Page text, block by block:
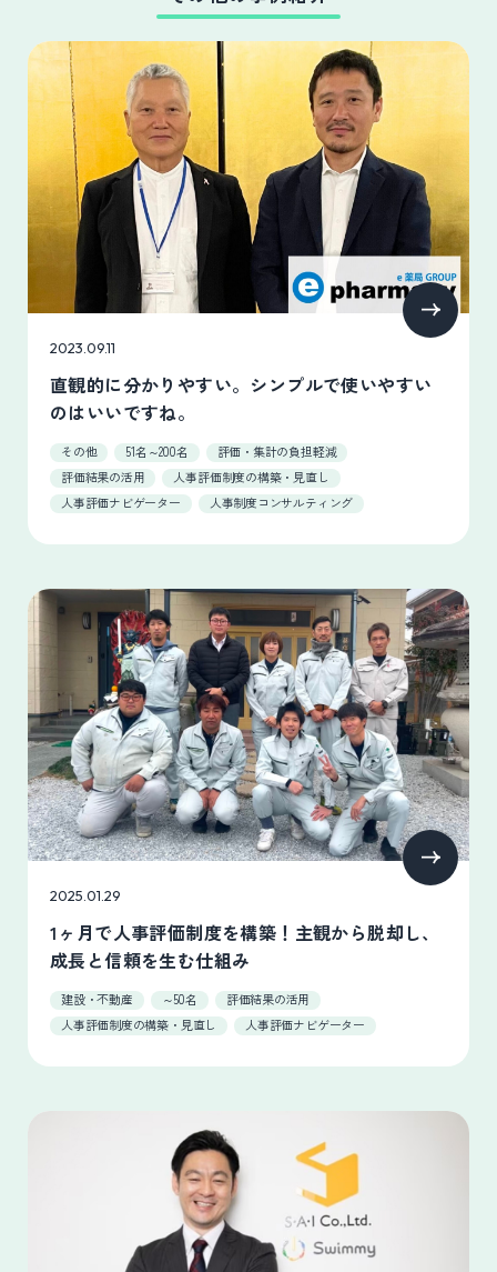
2023.09.11
直観的に分かりやすい。シンプルで使いやすい
のはいいですね。
その他 51名～200名
評価・集計の負担軽減
評価結果の活用
人事評価制度の構築・見直し
人事評価ナビゲーター
人事制度コンサルティング
2025.01.29
1ヶ月で人事評価制度を構築！主観から脱却し、
成長と信頼を生む仕組み
建設・不動産 ～50名
評価結果の活用
人事評価制度の構築・見直し
人事評価ナビゲーター